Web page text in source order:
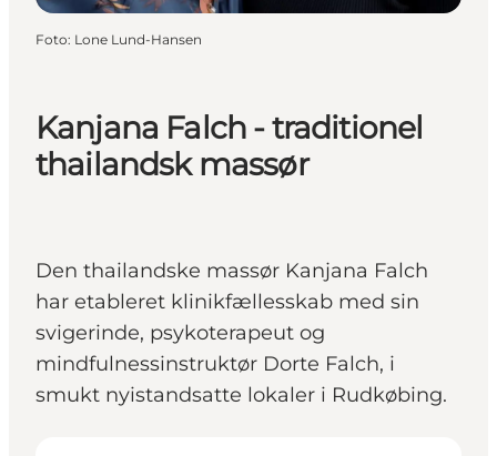
Kanjana Falch - traditionel
thailandsk massør
Den thailandske massør Kanjana Falch
har etableret klinikfællesskab med sin
svigerinde, psykoterapeut og
mindfulnessinstruktør Dorte Falch, i
smukt nyistandsatte lokaler i Rudkøbing.
Foto: Lone Lund-Hansen